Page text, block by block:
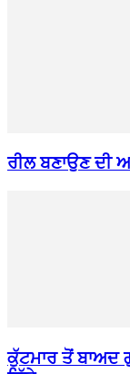
ਰੀਲ ਬਣਾਉਣ ਦੀ
ਕੁੱਟਮਾਰ ਤੋਂ ਬਾਅਦ